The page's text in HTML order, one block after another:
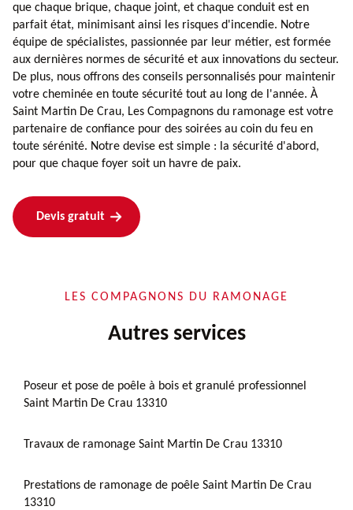
que chaque brique, chaque joint, et chaque conduit est en
parfait état, minimisant ainsi les risques d'incendie. Notre
équipe de spécialistes, passionnée par leur métier, est formée
aux dernières normes de sécurité et aux innovations du secteur.
De plus, nous offrons des conseils personnalisés pour maintenir
votre cheminée en toute sécurité tout au long de l'année. À
Saint Martin De Crau, Les Compagnons du ramonage est votre
partenaire de confiance pour des soirées au coin du feu en
toute sérénité. Notre devise est simple : la sécurité d'abord,
pour que chaque foyer soit un havre de paix.
Devis gratuit
LES COMPAGNONS DU RAMONAGE
Autres services
Poseur et pose de poêle à bois et granulé professionnel
Saint Martin De Crau 13310
Travaux de ramonage Saint Martin De Crau 13310
Prestations de ramonage de poêle Saint Martin De Crau
13310